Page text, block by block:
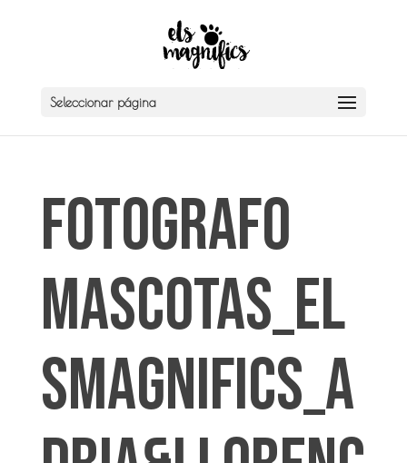
Seleccionar página
Fotografo
Mascotas_El
sMagnifics_A